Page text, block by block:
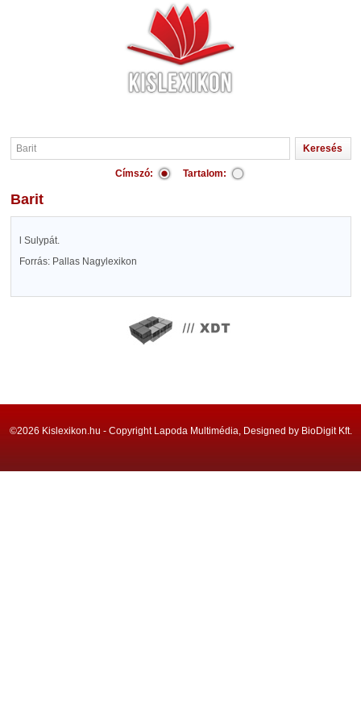
Címszó: Tartalom:
Barit
l Sulypát.
Forrás: Pallas Nagylexikon
©2026 Kislexikon.hu - Copyright Lapoda Multimédia, Designed by BioDigit Kft.